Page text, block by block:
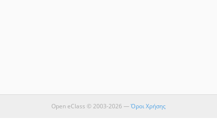
Open eClass © 2003-2026 —Όροι Χρήσης